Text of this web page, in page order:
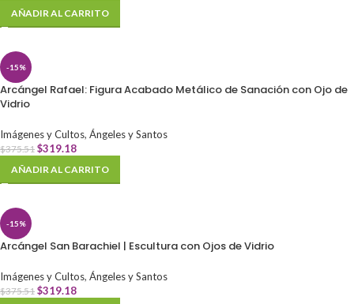
AÑADIR AL CARRITO
-15%
Arcángel Rafael: Figura Acabado Metálico de Sanación con Ojo de
Vidrio
Imágenes y Cultos, Ángeles y Santos
$375.51 $319.18
AÑADIR AL CARRITO
-15%
Arcángel San Barachiel | Escultura con Ojos de Vidrio
Imágenes y Cultos, Ángeles y Santos
$375.51 $319.18